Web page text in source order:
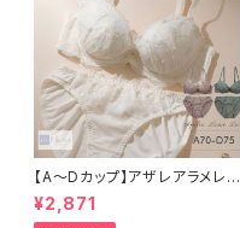
【A〜Dカップ】アザレアラメレー
ス ブラ＆ショーツ
¥2,871